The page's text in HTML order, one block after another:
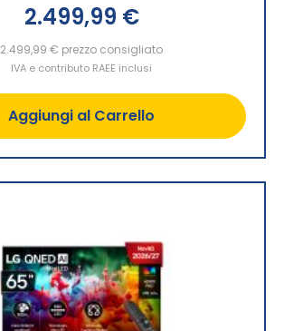
2.499,99 €
2.499,99 € prezzo consigliato
IVA e contributo RAEE inclusi
Aggiungi al Carrello